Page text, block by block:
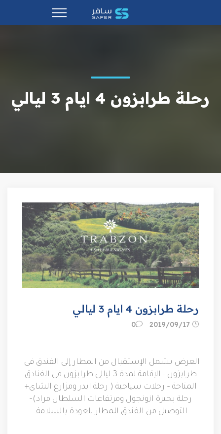
رحلة طرابزون 4 ايام 3 ليالي
رحلة طرابزون 4 ايام 3 ليالي
0
العرض يشمل الإستقبال من المطار إلى الفندق فى
طرابزون- الإقامة لمدة
ليالي طرابزون فى الفنادق
المتاحة – رحلات سياحية ( رحلة ايدر ومزارع الشاى+
رحلة بحيرة ازونجول ومرتفاعات السلطان مراد)–
التوصيل من الفندق للمطار للعودة بالسلامة.